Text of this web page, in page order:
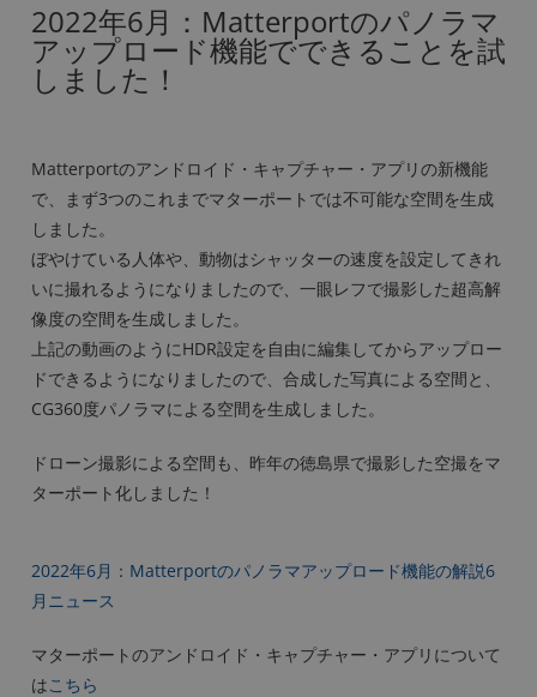
2022年6月：Matterportのパノラマ
アップロード機能でできることを試
しました！
Matterportのアンドロイド・キャプチャー・アプリの新機能
で、まず3つのこれまでマターポートでは不可能な空間を生成
しました。
ぼやけている人体や、動物はシャッターの速度を設定してきれ
いに撮れるようになりましたので、一眼レフで撮影した超高解
像度の空間を生成しました。
上記の動画のようにHDR設定を自由に編集してからアップロー
ドできるようになりましたので、合成した写真による空間と、
CG360度パノラマによる空間を生成しました。
ドローン撮影による空間も、昨年の徳島県で撮影した空撮をマ
ターポート化しました！
2022年6月：Matterportのパノラマアップロード機能の解説6
月ニュース
マターポートのアンドロイド・キャプチャー・アプリについて
はこちら